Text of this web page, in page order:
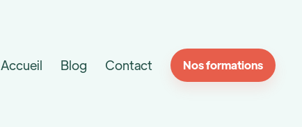
Accueil Blog Contact Nos formations